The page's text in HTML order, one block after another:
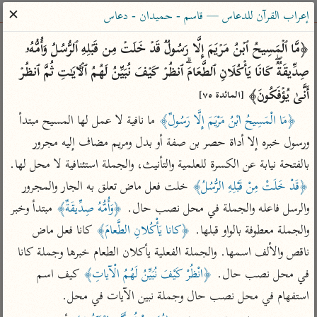
ساهم معنا في نشر القرآن والعلم الشرعي
الباحث القرآني
بحث تفسير علوم مصاحف معاجم
Type 2 or more characters for results.
Type 1 or more
characters for results.
أمّهات
تفسير الطبري
تفسير ابن كثير
تفسير القرطبي
تفسير البغوي
عامّة
فتح البيان للقنوجي
فتح القدير للشوكاني
تفسير ابن جزي
موسوعات
معاصرة
الميسر
المختصر في
التفسير
تفسير السعدي
أيسر التفاسير
إعراب القرآن للدعاس — قاسم - حميدان - دعاس
✕
صِدِّیقَةࣱۖ كَانَا یَأۡكُلَانِ ٱلطَّعَامَۗ ٱنظُرۡ كَیۡفَ نُبَیِّنُ لَهُمُ ٱلۡـَٔایَـٰتِ ثُمَّ ٱنظُرۡ
أَنَّىٰ یُؤۡفَكُونَ﴾ [المائدة ٧٥]
﴿مَا الْمَسِيحُ ابْنُ مَرْيَمَ إِلَّا رَسُولٌ﴾
ورسول خبره إلا أداة حصر بن صفة أو بدل ومريم مضاف إليه مجرور
بالفتحة نيابة عن الكسرة للعلمية والتأنيث، والجملة استئنافية لا محل لها.
﴿قَدْ خَلَتْ مِنْ قَبْلِهِ الرُّسُلُ﴾
خلت فعل ماض تعلق به الجار والمجرور
والرسل فاعله والجملة في محل نصب حال. ﴿وَأُمُّهُ صِدِّيقَةٌ﴾
مبتدأ وخبر
والجملة معطوفة بالواو قبلها. ﴿كانا يَأْكُلانِ الطَّعامَ﴾
في محل نصب حال. ﴿انْظُرْ كَيْفَ نُبَيِّنُ لَهُمُ الْآياتِ﴾
استفهام في محل نصب حال وجملة نبين الآيات في محل.